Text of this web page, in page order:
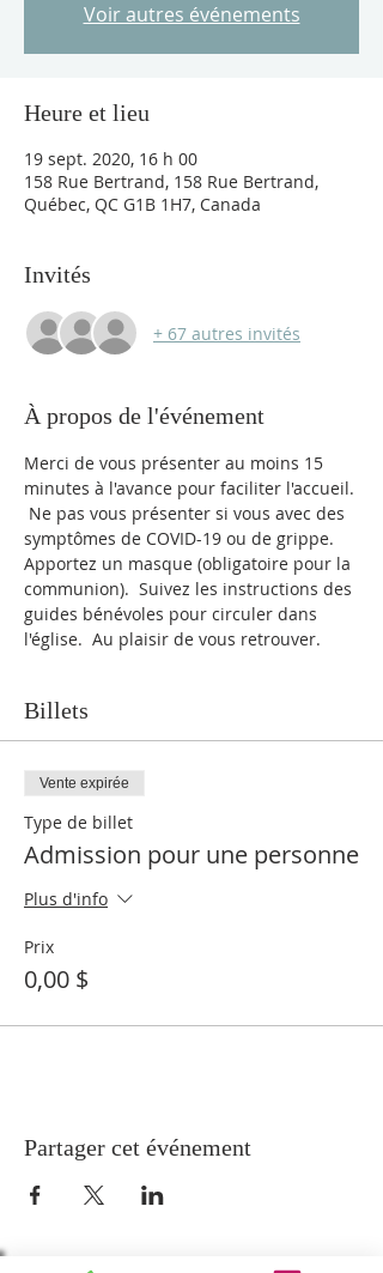
Voir autres événements
Heure et lieu
19 sept. 2020, 16 h 00
158 Rue Bertrand, 158 Rue Bertrand,
Québec, QC G1B 1H7, Canada
Invités
+ 67 autres invités
À propos de l'événement
Merci de vous présenter au moins 15
minutes à l'avance pour faciliter l'accueil.
Ne pas vous présenter si vous avec des
symptômes de COVID-19 ou de grippe.
Apportez un masque (obligatoire pour la
communion).  Suivez les instructions des
guides bénévoles pour circuler dans
l'église.  Au plaisir de vous retrouver.
Billets
Vente expirée
Type de billet
Admission pour une personne
Plus d'info
Prix
0,00 $
Partager cet événement